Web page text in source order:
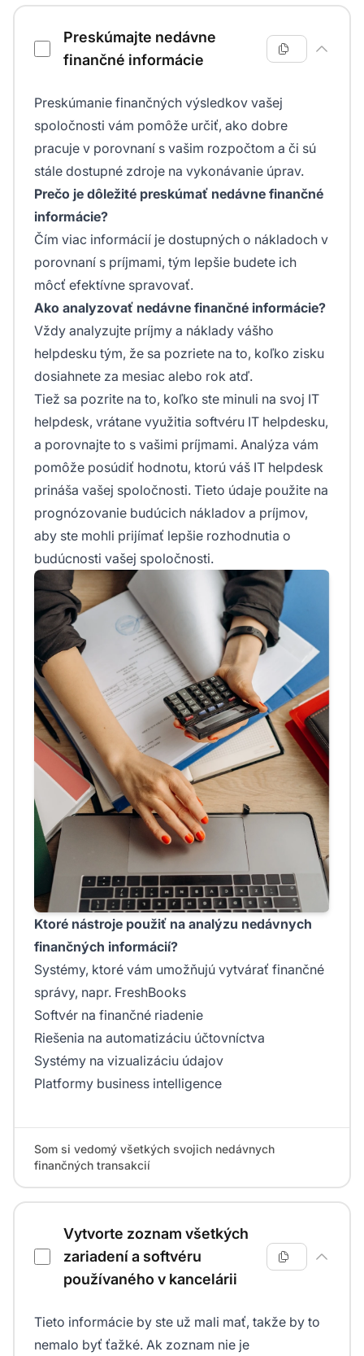
Preskúmajte nedávne
finančné informácie
Preskúmanie finančných výsledkov vašej
spoločnosti vám pomôže určiť, ako dobre
pracuje v porovnaní s vašim rozpočtom a či sú
stále dostupné zdroje na vykonávanie úprav.
Prečo je dôležité preskúmať nedávne finančné
informácie?
Čím viac informácií je dostupných o nákladoch v
porovnaní s príjmami, tým lepšie budete ich
môcť efektívne spravovať.
Ako analyzovať nedávne finančné informácie?
Vždy analyzujte príjmy a náklady vášho
helpdesku tým, že sa pozriete na to, koľko zisku
dosiahnete za mesiac alebo rok atď.
Tiež sa pozrite na to, koľko ste minuli na svoj IT
helpdesk, vrátane využitia softvéru IT helpdesku,
a porovnajte to s vašimi príjmami. Analýza vám
pomôže posúdiť hodnotu, ktorú váš IT helpdesk
prináša vašej spoločnosti. Tieto údaje použite na
prognózovanie budúcich nákladov a príjmov,
aby ste mohli prijímať lepšie rozhodnutia o
budúcnosti vašej spoločnosti.
Ktoré nástroje použiť na analýzu nedávnych
finančných informácií?
Systémy, ktoré vám umožňujú vytvárať finančné
správy, napr. FreshBooks
Softvér na finančné riadenie
Riešenia na automatizáciu účtovníctva
Systémy na vizualizáciu údajov
Platformy business intelligence
Som si vedomý všetkých svojich nedávnych
finančných transakcií
Vytvorte zoznam všetkých
zariadení a softvéru
používaného v kancelárii
Tieto informácie by ste už mali mať, takže by to
nemalo byť ťažké. Ak zoznam nie je